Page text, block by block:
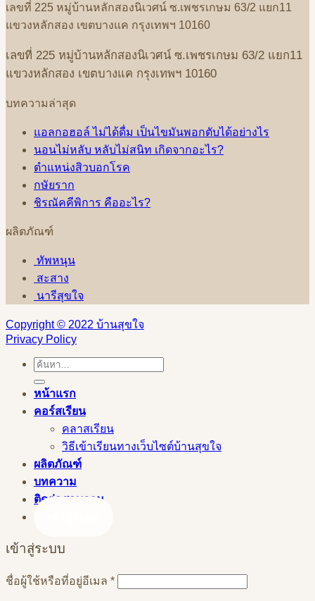
เลขที่ 225 หมู่บ้านหลักสองนิเวศน์ ซ.เพชรเกษม 63/2 แยก11
แขวงหลักสอง เขตบางแค กรุงเทพฯ 10160
เลขที่ 225 หมู่บ้านหลักสองนิเวศน์ ซ.เพชรเกษม 63/2 แยก11
แขวงหลักสอง เขตบางแค กรุงเทพฯ 10160
บทความล่าสุด
แอลกอฮอล์ ไม่ได้ดื่ม เป็นไขมันพอกตับได้อย่างไร
นอนไม่หลับ หลับไม่สนิท เกิดจากอะไร?
ตำแหน่งสิวบอกโรค
กษัยราก
ชิรณัคคีพิการ คืออะไร?
ผลิตภัณฑ์
ทัพหนุน
สะสาง
นารีสุขใจ
Copyright © 2022 บ้านสุขใจ
Privacy Policy
ค้นหา:
หน้าแรก
คอร์สเรียน
คลาสเรียน
วิธีเข้าเรียนทางเว็บไซต์บ้านสุขใจ
ผลิตภัณฑ์
บทความ
ติดต่อสอบถาม
เข้าสู่ระบบ
ชื่อผู้ใช้หรือที่อยู่อีเมล *ต้องการ